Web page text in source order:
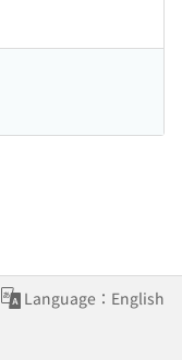
Language：English